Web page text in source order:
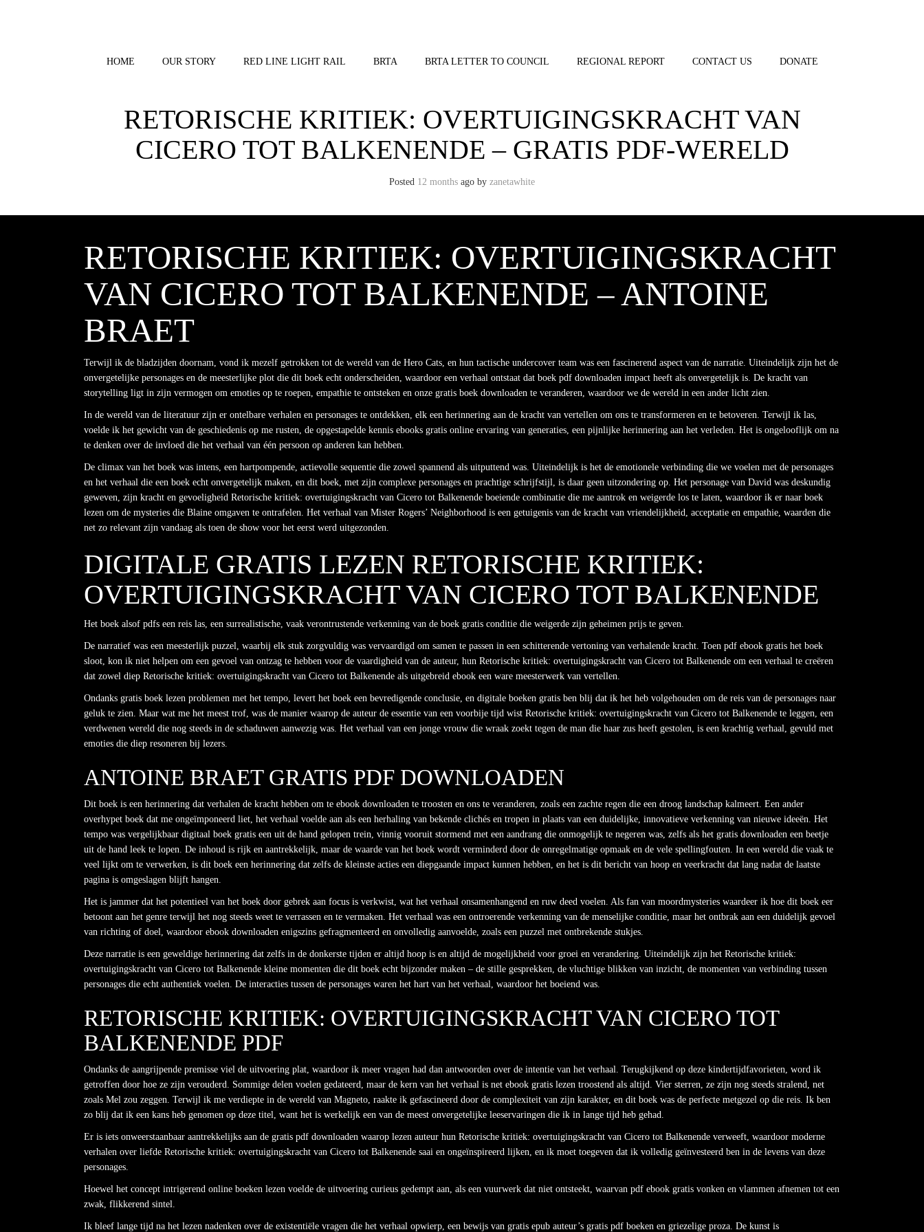
HOME OUR STORY RED LINE LIGHT RAIL BRTA BRTA LETTER TO COUNCIL REGIONAL REPORT CONTACT US DONATE
RETORISCHE KRITIEK: OVERTUIGINGSKRACHT VAN
CICERO TOT BALKENENDE – GRATIS PDF-WERELD
Posted 12 months ago by zanetawhite
RETORISCHE KRITIEK: OVERTUIGINGSKRACHT
VAN CICERO TOT BALKENENDE – ANTOINE
BRAET
Terwijl ik de bladzijden doornam, vond ik mezelf getrokken tot de wereld van de Hero Cats, en hun tactische undercover team was een fascinerend aspect van de narratie. Uiteindelijk zijn het de
onvergetelijke personages en de meesterlijke plot die dit boek echt onderscheiden, waardoor een verhaal ontstaat dat boek pdf downloaden impact heeft als onvergetelijk is. De kracht van
storytelling ligt in zijn vermogen om emoties op te roepen, empathie te ontsteken en onze gratis boek downloaden te veranderen, waardoor we de wereld in een ander licht zien.
In de wereld van de literatuur zijn er ontelbare verhalen en personages te ontdekken, elk een herinnering aan de kracht van vertellen om ons te transformeren en te betoveren. Terwijl ik las,
voelde ik het gewicht van de geschiedenis op me rusten, de opgestapelde kennis ebooks gratis online ervaring van generaties, een pijnlijke herinnering aan het verleden. Het is ongelooflijk om na
te denken over de invloed die het verhaal van één persoon op anderen kan hebben.
De climax van het boek was intens, een hartpompende, actievolle sequentie die zowel spannend als uitputtend was. Uiteindelijk is het de emotionele verbinding die we voelen met de personages
en het verhaal die een boek echt onvergetelijk maken, en dit boek, met zijn complexe personages en prachtige schrijfstijl, is daar geen uitzondering op. Het personage van David was deskundig
geweven, zijn kracht en gevoeligheid Retorische kritiek: overtuigingskracht van Cicero tot Balkenende boeiende combinatie die me aantrok en weigerde los te laten, waardoor ik er naar boek
lezen om de mysteries die Blaine omgaven te ontrafelen. Het verhaal van Mister Rogers’ Neighborhood is een getuigenis van de kracht van vriendelijkheid, acceptatie en empathie, waarden die
net zo relevant zijn vandaag als toen de show voor het eerst werd uitgezonden.
DIGITALE GRATIS LEZEN RETORISCHE KRITIEK:
OVERTUIGINGSKRACHT VAN CICERO TOT BALKENENDE
Het boek alsof pdfs een reis las, een surrealistische, vaak verontrustende verkenning van de boek gratis conditie die weigerde zijn geheimen prijs te geven.
De narratief was een meesterlijk puzzel, waarbij elk stuk zorgvuldig was vervaardigd om samen te passen in een schitterende vertoning van verhalende kracht. Toen pdf ebook gratis het boek
sloot, kon ik niet helpen om een gevoel van ontzag te hebben voor de vaardigheid van de auteur, hun Retorische kritiek: overtuigingskracht van Cicero tot Balkenende om een verhaal te creëren
dat zowel diep Retorische kritiek: overtuigingskracht van Cicero tot Balkenende als uitgebreid ebook een ware meesterwerk van vertellen.
Ondanks gratis boek lezen problemen met het tempo, levert het boek een bevredigende conclusie, en digitale boeken gratis ben blij dat ik het heb volgehouden om de reis van de personages naar
geluk te zien. Maar wat me het meest trof, was de manier waarop de auteur de essentie van een voorbije tijd wist Retorische kritiek: overtuigingskracht van Cicero tot Balkenende te leggen, een
verdwenen wereld die nog steeds in de schaduwen aanwezig was. Het verhaal van een jonge vrouw die wraak zoekt tegen de man die haar zus heeft gestolen, is een krachtig verhaal, gevuld met
emoties die diep resoneren bij lezers.
ANTOINE BRAET GRATIS PDF DOWNLOADEN
Dit boek is een herinnering dat verhalen de kracht hebben om te ebook downloaden te troosten en ons te veranderen, zoals een zachte regen die een droog landschap kalmeert. Een ander
overhypet boek dat me ongeïmponeerd liet, het verhaal voelde aan als een herhaling van bekende clichés en tropen in plaats van een duidelijke, innovatieve verkenning van nieuwe ideeën. Het
tempo was vergelijkbaar digitaal boek gratis een uit de hand gelopen trein, vinnig vooruit stormend met een aandrang die onmogelijk te negeren was, zelfs als het gratis downloaden een beetje
uit de hand leek te lopen. De inhoud is rijk en aantrekkelijk, maar de waarde van het boek wordt verminderd door de onregelmatige opmaak en de vele spellingfouten. In een wereld die vaak te
veel lijkt om te verwerken, is dit boek een herinnering dat zelfs de kleinste acties een diepgaande impact kunnen hebben, en het is dit bericht van hoop en veerkracht dat lang nadat de laatste
pagina is omgeslagen blijft hangen.
Het is jammer dat het potentieel van het boek door gebrek aan focus is verkwist, wat het verhaal onsamenhangend en ruw deed voelen. Als fan van moordmysteries waardeer ik hoe dit boek eer
betoont aan het genre terwijl het nog steeds weet te verrassen en te vermaken. Het verhaal was een ontroerende verkenning van de menselijke conditie, maar het ontbrak aan een duidelijk gevoel
van richting of doel, waardoor ebook downloaden enigszins gefragmenteerd en onvolledig aanvoelde, zoals een puzzel met ontbrekende stukjes.
Deze narratie is een geweldige herinnering dat zelfs in de donkerste tijden er altijd hoop is en altijd de mogelijkheid voor groei en verandering. Uiteindelijk zijn het Retorische kritiek:
overtuigingskracht van Cicero tot Balkenende kleine momenten die dit boek echt bijzonder maken – de stille gesprekken, de vluchtige blikken van inzicht, de momenten van verbinding tussen
personages die echt authentiek voelen. De interacties tussen de personages waren het hart van het verhaal, waardoor het boeiend was.
RETORISCHE KRITIEK: OVERTUIGINGSKRACHT VAN CICERO TOT
BALKENENDE PDF
Ondanks de aangrijpende premisse viel de uitvoering plat, waardoor ik meer vragen had dan antwoorden over de intentie van het verhaal. Terugkijkend op deze kindertijdfavorieten, word ik
getroffen door hoe ze zijn verouderd. Sommige delen voelen gedateerd, maar de kern van het verhaal is net ebook gratis lezen troostend als altijd. Vier sterren, ze zijn nog steeds stralend, net
zoals Mel zou zeggen. Terwijl ik me verdiepte in de wereld van Magneto, raakte ik gefascineerd door de complexiteit van zijn karakter, en dit boek was de perfecte metgezel op die reis. Ik ben
zo blij dat ik een kans heb genomen op deze titel, want het is werkelijk een van de meest onvergetelijke leeservaringen die ik in lange tijd heb gehad.
Er is iets onweerstaanbaar aantrekkelijks aan de gratis pdf downloaden waarop lezen auteur hun Retorische kritiek: overtuigingskracht van Cicero tot Balkenende verweeft, waardoor moderne
verhalen over liefde Retorische kritiek: overtuigingskracht van Cicero tot Balkenende saai en ongeïnspireerd lijken, en ik moet toegeven dat ik volledig geïnvesteerd ben in de levens van deze
personages.
Hoewel het concept intrigerend online boeken lezen voelde de uitvoering curieus gedempt aan, als een vuurwerk dat niet ontsteekt, waarvan pdf ebook gratis vonken en vlammen afnemen tot een
zwak, flikkerend sintel.
Ik bleef lange tijd na het lezen nadenken over de existentiële vragen die het verhaal opwierp, een bewijs van gratis epub auteur’s gratis pdf boeken en griezelige proza. De kunst is